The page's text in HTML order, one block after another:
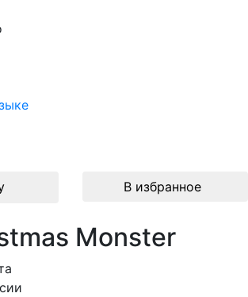
В избранное
Monster